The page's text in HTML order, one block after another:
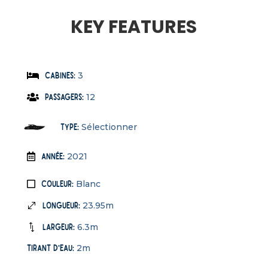
KEY FEATURES
Cabines: 3
Passagers: 12
Type:Sélectionner
Année: 2021
Couleur: Blanc
Longueur: 23.95m
Largeur: 6.3m
Tirant d'eau: 2m